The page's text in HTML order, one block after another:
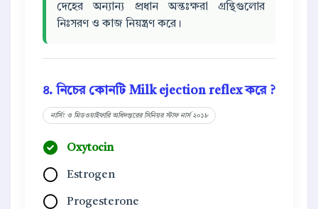
দেহের অন্যান্য প্রধান অন্তঃক্ষরা গ্রন্থিগুলোর
নিঃসরণ ও কাজ নিয়ন্ত্রণ করে।
৪. নিচের কোনটি Milk ejection reflex করে ?
নার্সিং ও মিডওয়াইফারি অধিদপ্তরের সিনিয়র স্টাফ নার্স ২০১৮
Oxytocin
Estrogen
Progesterone